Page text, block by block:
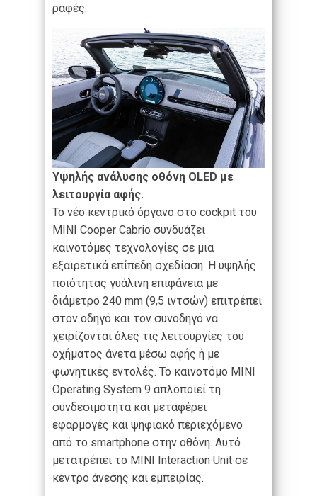
ραφές.
Υψηλής ανάλυσης οθόνη OLED με
λειτουργία αφής.
Το νέο κεντρικό όργανο στο cockpit του
MINI Cooper Cabrio συνδυάζει
καινοτόμες τεχνολογίες σε μια
εξαιρετικά επίπεδη σχεδίαση. Η υψηλής
ποιότητας γυάλινη επιφάνεια με
διάμετρο 240 mm (9,5 ιντσών) επιτρέπει
στον οδηγό και τον συνοδηγό να
χειρίζονται όλες τις λειτουργίες του
οχήματος άνετα μέσω αφής ή με
φωνητικές εντολές. Το καινοτόμο MINI
Operating System 9 απλοποιεί τη
συνδεσιμότητα και μεταφέρει
εφαρμογές και ψηφιακό περιεχόμενο
από το smartphone στην οθόνη. Αυτό
μετατρέπει το MINI Interaction Unit σε
κέντρο άνεσης και εμπειρίας.